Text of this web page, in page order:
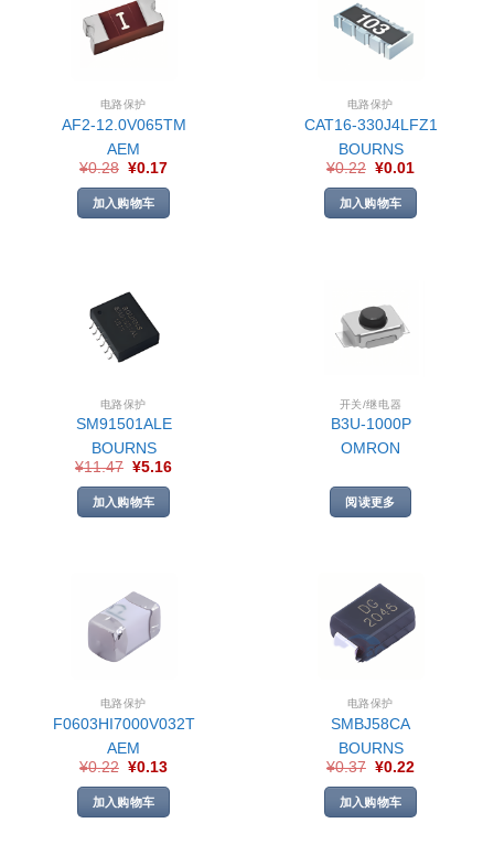
电路保护
AF2-12.0V065TM
AEM
¥0.28 ¥0.17
加入购物车
电路保护
CAT16-330J4LFZ1
BOURNS
¥0.22 ¥0.01
加入购物车
电路保护
SM91501ALE
BOURNS
¥11.47 ¥5.16
加入购物车
开关/继电器
B3U-1000P
OMRON
阅读更多
电路保护
F0603HI7000V032T
AEM
¥0.22 ¥0.13
加入购物车
电路保护
SMBJ58CA
BOURNS
¥0.37 ¥0.22
加入购物车